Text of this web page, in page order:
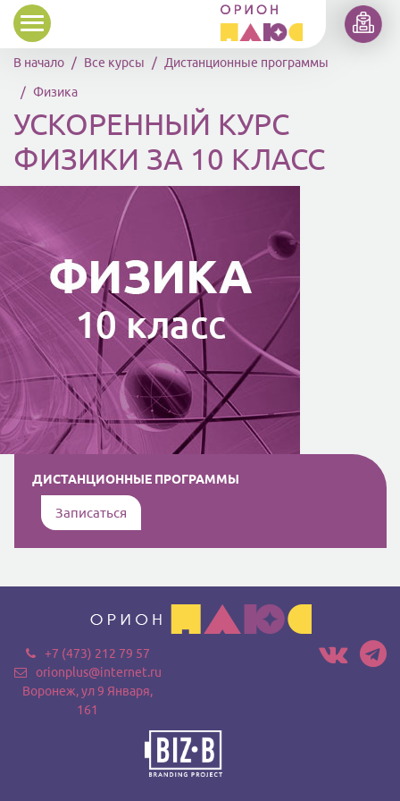
Перейти к основному содержанию
В начало Все курсы Дистанционные программы
Физика
УСКОРЕННЫЙ КУРС
ФИЗИКИ ЗА 10 КЛАСС
ДИСТАНЦИОННЫЕ ПРОГРАММЫ
Записаться
+7 (473) 212 79 57
orionplus@internet.ru
Воронеж, ул 9 Января,
161